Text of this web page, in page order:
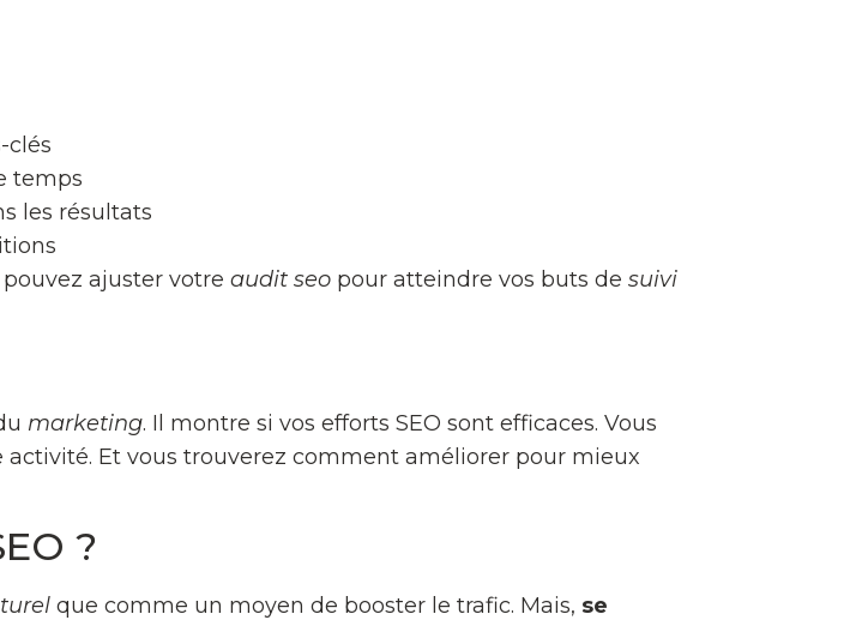
clés
temps
les résultats
ajuster votre audit seo pour atteindre vos buts de suivi
marketing. Il montre si vos efforts SEO sont efficaces. Vous
Et vous trouverez comment améliorer pour mieux
?
que comme un moyen de booster le trafic. Mais, se